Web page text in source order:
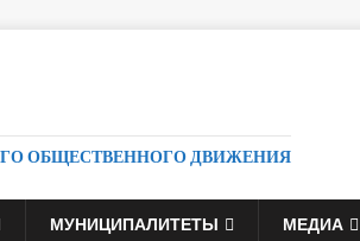
ОБЩЕСТВЕННОГО ДВИЖЕНИЯ
МУНИЦИПАЛИТЕТЫ МЕДИА